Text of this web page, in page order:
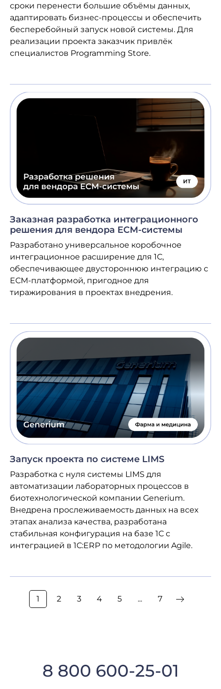
сроки перенести большие объёмы данных,
адаптировать бизнес-процессы и обеспечить
бесперебойный запуск новой системы. Для
реализации проекта заказчик привлёк
специалистов Programming Store.
Заказная разработка интеграционного
решения для вендора ECM-системы
Разработано универсальное коробочное
интеграционное расширение для 1С,
обеспечивающее двустороннюю интеграцию с
ECM-платформой, пригодное для
тиражирования в проектах внедрения.
Запуск проекта по системе LIMS
Разработка с нуля системы LIMS для
автоматизации лабораторных процессов в
биотехнологической компании Generium.
Внедрена прослеживаемость данных на всех
этапах анализа качества, разработана
стабильная конфигурация на базе 1С с
интеграцией в 1С:ERP по методологии Agile.
1 2 3 4 5 ... 7